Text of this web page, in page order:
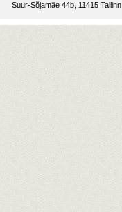
Suur-Sõjamäe 44b, 11415 Tallinn